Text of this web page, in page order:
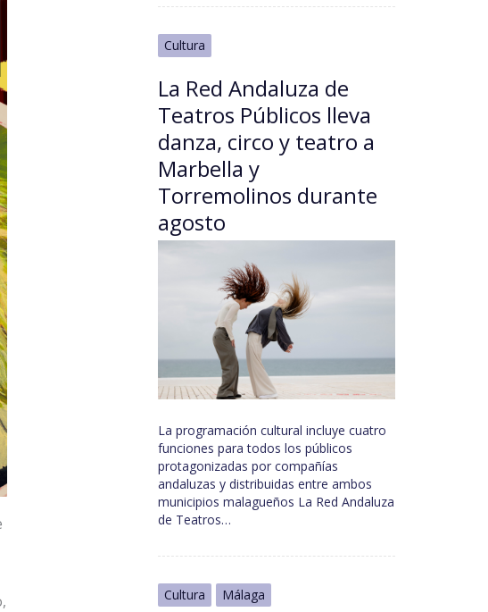
Cultura
La Red Andaluza de
Teatros Públicos lleva
danza, circo y teatro a
Marbella y
Torremolinos durante
agosto
La programación cultural incluye cuatro
funciones para todos los públicos
protagonizadas por compañías
andaluzas y distribuidas entre ambos
municipios malagueños La Red Andaluza
de Teatros…
Cultura Málaga